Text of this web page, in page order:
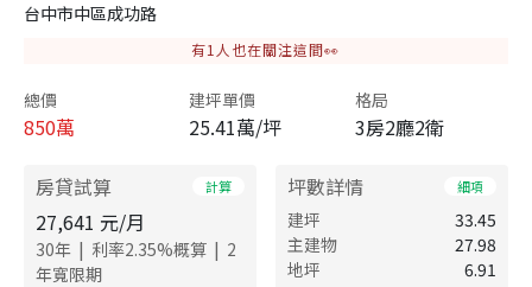
台中市中區成功路
有1 人也在關注這間👀
總價
850萬
建坪單價
25.41萬/坪
格局
3房2廳2衛
房貸試算 計算
27,641 元/月
30年 | 利率2.35%概算 | 2
年寬限期
坪數詳情 細項
建坪
33.45
主建物
27.98
地坪
6.91